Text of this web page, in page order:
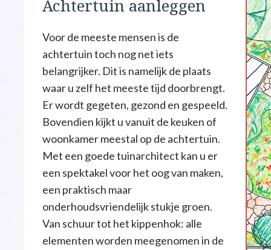
Achtertuin aanleggen
Voor de meeste mensen is de
achtertuin toch nog net iets
belangrijker. Dit is namelijk de plaats
waar u zelf het meeste tijd doorbrengt.
Er wordt gegeten, gezond en gespeeld.
Bovendien kijkt u vanuit de keuken of
woonkamer meestal op de achtertuin.
Met een goede tuinarchitect kan u er
een spektakel voor het oog van maken,
een praktisch maar
onderhoudsvriendelijk stukje groen.
Van schuur tot het kippenhok: alle
elementen worden meegenomen in de